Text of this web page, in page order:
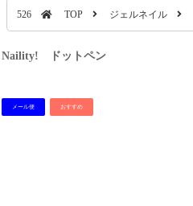
526 TOP ジェルネイル
Naility! ドットペン
メール便 おすすめ